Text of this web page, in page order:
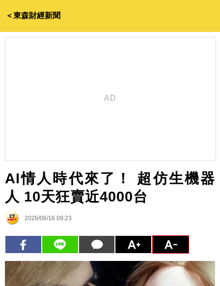
＜東森財經新聞
AI情人時代來了！ 超仿生機器
人 10天狂賣近4000台
2026/06/16 09:23